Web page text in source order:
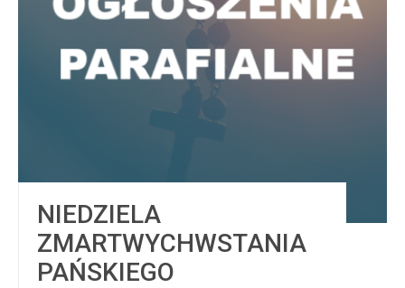
NIEDZIELA
ZMARTWYCHWSTANIA
PAŃSKIEGO